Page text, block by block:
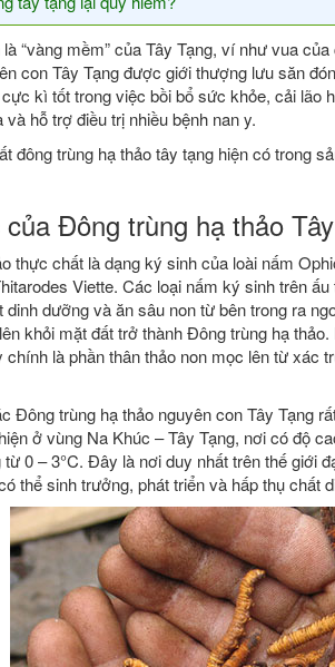
“vàng mềm” của Tây Tạng, ví như vua
con Tây Tạng được giới thượng lưu săn
cực kì tốt trong việc bồi bổ sức khỏe, cải lão
hỗ trợ điều trị nhiều bệnh nan y.
đông trùng hạ thảo tây tạng hiện có trong
Đông trùng hạ thảo
thực chất là dạng ký sinh của loài nấm
Viette. Các loại nấm ký sinh trên
dinh dưỡng và ăn sâu non từ bên trong ra
khỏi mặt đất trở thành Đông trùng hạ
chính là phần thân thảo non mọc lên từ xác
Đông trùng hạ thảo nguyên con Tây Tạng
ở vùng Na Khúc – Tây Tạng, nơi có độ
từ 0 – 3°C. Đây là nơi duy nhất trên thế giới
thể sinh trưởng, phát triển và hấp thụ chất